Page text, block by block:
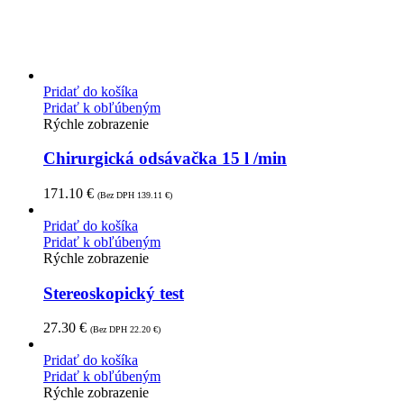
Pridať do košíka
Pridať k obľúbeným
Rýchle zobrazenie
Chirurgická odsávačka 15 l /min
171.10 € (Bez DPH 139.11 €)
Pridať do košíka
Pridať k obľúbeným
Rýchle zobrazenie
Stereoskopický test
27.30 € (Bez DPH 22.20 €)
Pridať do košíka
Pridať k obľúbeným
Rýchle zobrazenie